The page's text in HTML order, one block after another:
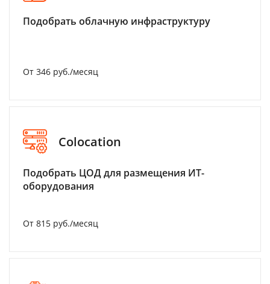
Подобрать облачную инфраструктуру
От 346 руб./месяц
Colocation
Подобрать ЦОД для размещения ИТ-
оборудования
От 815 руб./месяц